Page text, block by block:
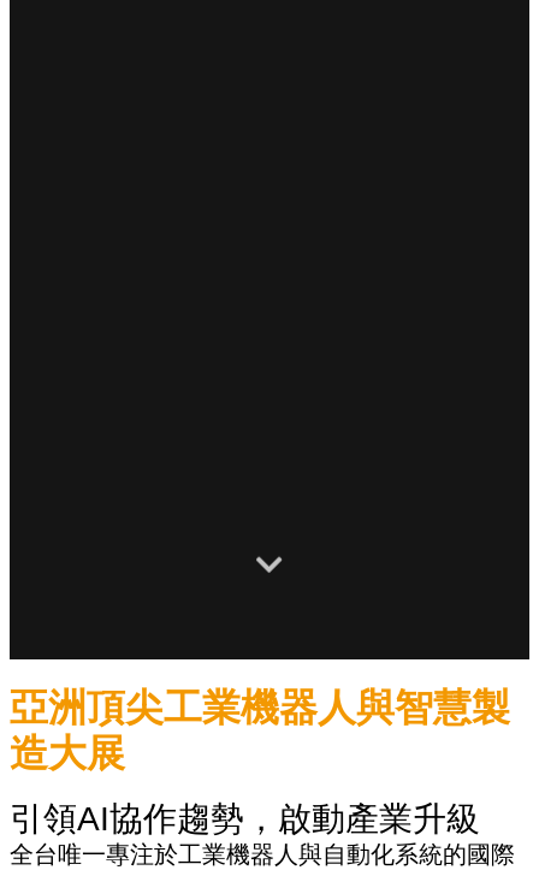
亞洲頂尖工業機器人與智慧製
造大展
引領AI協作趨勢，啟動產業升級
全台唯一專注於工業機器人與自動化系統的國際